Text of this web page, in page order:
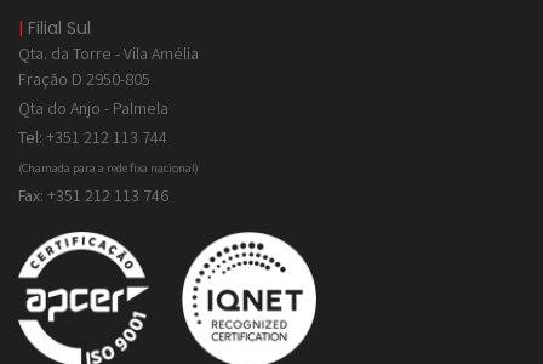
| Filial Sul
Qta. da Torre - Vila Amélia
Fração D 2950-805
Qta do Anjo - Palmela
Tel: +351 212 113 744
(Chamada para a rede fixa nacional)
Fax: +351 212 113 746